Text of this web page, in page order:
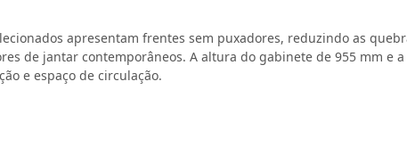
apresentam frentes sem puxadores, reduzindo as
de jantar contemporâneos. A altura do gabinete de 955 mm
e espaço de circulação.